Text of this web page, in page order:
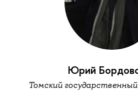
Юрий
Томский